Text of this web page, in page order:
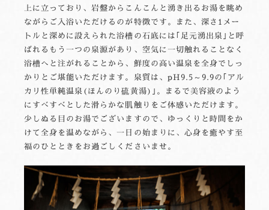
上に立っており、岩盤からこんこんと湧き出るお湯を眺め
ながらご入浴いただけるのが特徴です。また、深さ1メー
トルと深めに設えられた浴槽の石底には｢足元湧出泉｣と呼
ばれるもう一つの泉源があり、空気に一切触れることなく
浴槽へと注がれることから、鮮度の高い温泉を全身でしっ
かりとご堪能いただけます。泉質は、pH9.5～9.9の｢アル
カリ性単純温泉(ほんのり硫黄湯)｣。まるで美容液のよう
にすべすべとした滑らかな肌触りをご体感いただけます。
少しぬる目のお湯でございますので、ゆっくりと時間をか
けて全身を温めながら、一日の始まりに、心身を癒やす至
福のひとときをお過ごしくださいませ。